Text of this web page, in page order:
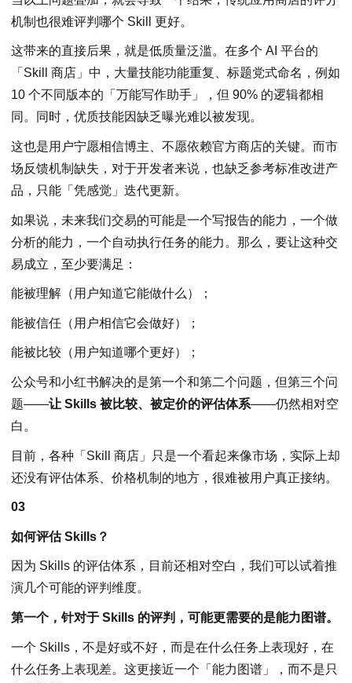
机制也很难评判哪个 Skill 更好。
这带来的直接后果，就是低质量泛滥。在多个 AI 平台的
「Skill 商店」中，大量技能功能重复、标题党式命名，例如
10 个不同版本的「万能写作助手」，但 90% 的逻辑都相
同。同时，优质技能因缺乏曝光难以被发现。
这也是用户宁愿相信博主、不愿依赖官方商店的关键。而市
场反馈机制缺失，对于开发者来说，也缺乏参考标准改进产
品，只能「凭感觉」迭代更新。
如果说，未来我们交易的可能是一个写报告的能力，一个做
分析的能力，一个自动执行任务的能力。那么，要让这种交
易成立，至少要满足：
能被理解（用户知道它能做什么）；
能被信任（用户相信它会做好）；
能被比较（用户知道哪个更好）；
公众号和小红书解决的是第一个和第二个问题，但第三个问
题——让 Skills 被比较、被定价的评估体系——仍然相对空
白。
目前，各种「Skill 商店」只是一个看起来像市场，实际上却
还没有评估体系、价格机制的地方，很难被用户真正接纳。
03
如何评估 Skills？
因为 Skills 的评估体系，目前还相对空白，我们可以试着推
演几个可能的评判维度。
第一个，针对于 Skills 的评判，可能更需要的是能力图谱。
一个 Skills，不是好或不好，而是在什么任务上表现好，在
什么任务上表现差。这更接近一个「能力图谱」，而不是只